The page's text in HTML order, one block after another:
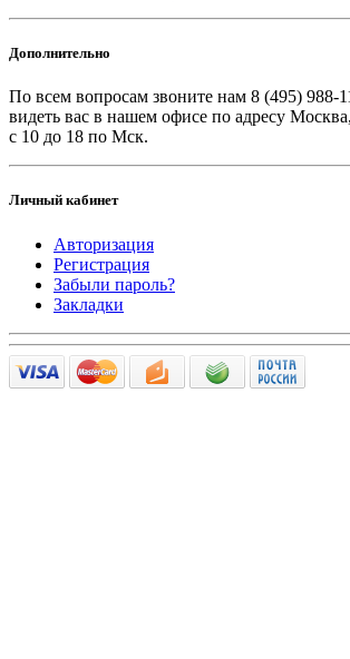
Дополнительно
По всем вопросам звоните нам 8 (495) 988-
видеть вас в нашем офисе по адресу
с 10 до 18 по Мск.
Личный кабинет
Авторизация
Регистрация
Забыли пароль?
Закладки